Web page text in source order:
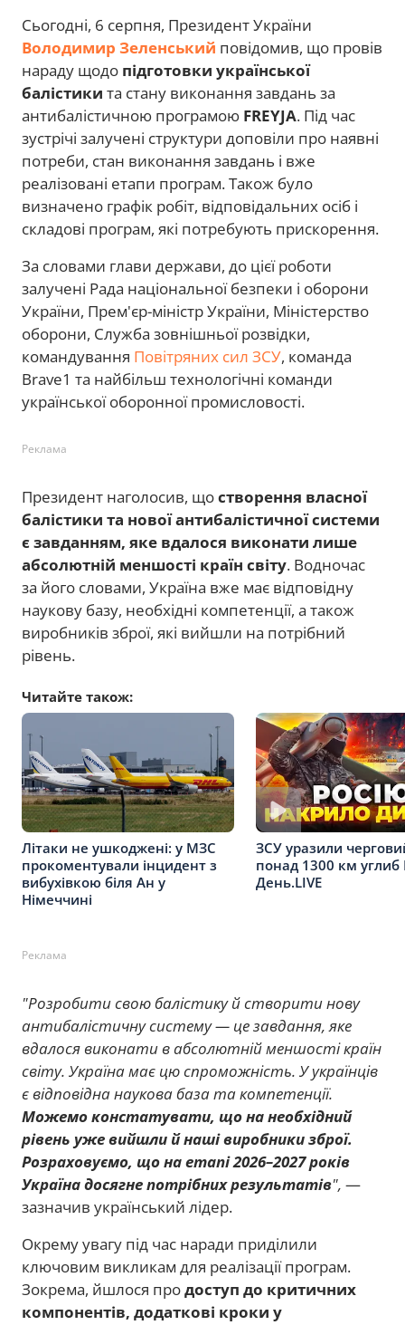
Сьогодні, 6 серпня, Президент України
Володимир Зеленський повідомив, що провів
нараду щодо підготовки української
балістики та стану виконання завдань за
антибалістичною програмою FREYJA. Під час
зустрічі залучені структури доповіли про наявні
потреби, стан виконання завдань і вже
реалізовані етапи програм. Також було
визначено графік робіт, відповідальних осіб і
складові програм, які потребують прискорення.
За словами глави держави, до цієї роботи
залучені Рада національної безпеки і оборони
України, Прем'єр-міністр України, Міністерство
оборони, Служба зовнішньої розвідки,
командування Повітряних сил ЗСУ, команда
Brave1 та найбільш технологічні команди
української оборонної промисловості.
Реклама
Президент наголосив, щостворення власної
балістики та нової антибалістичної системи
є завданням, яке вдалося виконати лише
абсолютній меншості країн світу. Водночас
за його словами, Україна вже має відповідну
наукову базу, необхідні компетенції, а також
виробників зброї, які вийшли на потрібний
рівень.
Читайте також:
Літаки не ушкоджені: у МЗС
прокоментували інцидент з
вибухівкою біля Ан у
Німеччині
ЗСУ уразили
понад 1300 км углиб
День.LIVE
Реклама
"Розробити свою балістику й створити нову
антибалістичну систему — це завдання, яке
вдалося виконати в абсолютній меншості країн
світу. Україна має цю спроможність. У українців
є відповідна наукова база та компетенції.
Можемо констатувати, що на необхідний
рівень уже вийшли й наші виробники зброї.
Розраховуємо, що на етапі 2026–2027 років
Україна досягне потрібних результатів", —
зазначив український лідер.
Окрему увагу під час наради приділили
ключовим викликам для реалізації програм.
Зокрема, йшлося продоступ до критичних
компонентів, додаткові кроки у